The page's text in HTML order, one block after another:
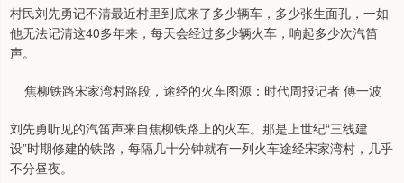
村民刘先勇记不清最近村里到底来了多少辆车，多少张生面孔，一如
他无法记清这40多年来，每天会经过多少辆火车，响起多少次汽笛
声。
焦柳铁路宋家湾村路段，途经的火车图源：时代周报记者 傅一波
刘先勇听见的汽笛声来自焦柳铁路上的火车。那是上世纪“三线建
设”时期修建的铁路，每隔几十分钟就有一列火车途经宋家湾村，几乎
不分昼夜。